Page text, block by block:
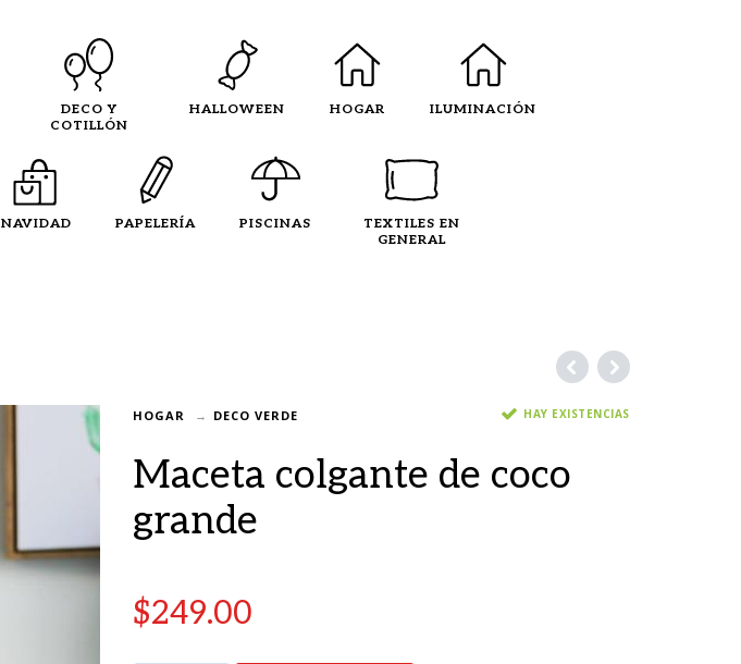
DECO Y
COTILLÓN
HALLOWEEN HOGAR ILUMINACIÓN
NAVIDAD PAPELERÍA PISCINAS
TEXTILES EN
GENERAL
HOGAR DECO VERDE HAY EXISTENCIAS
Maceta colgante de coco
grande
$249.00